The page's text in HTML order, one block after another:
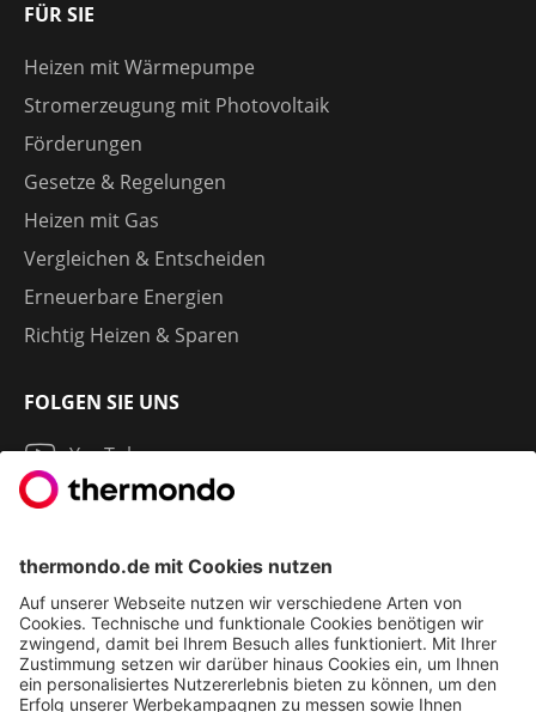
FÜR SIE
Heizen mit Wärmepumpe
Stromerzeugung mit Photovoltaik
Förderungen
Gesetze & Regelungen
Heizen mit Gas
Vergleichen & Entscheiden
Erneuerbare Energien
Richtig Heizen & Sparen
FOLGEN SIE UNS
YouTube
Instagram
2013 - 2026 | THERMONDO GMBH
COOKIE-EINSTELLUNGEN